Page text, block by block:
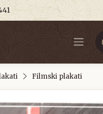
Filmski plakati